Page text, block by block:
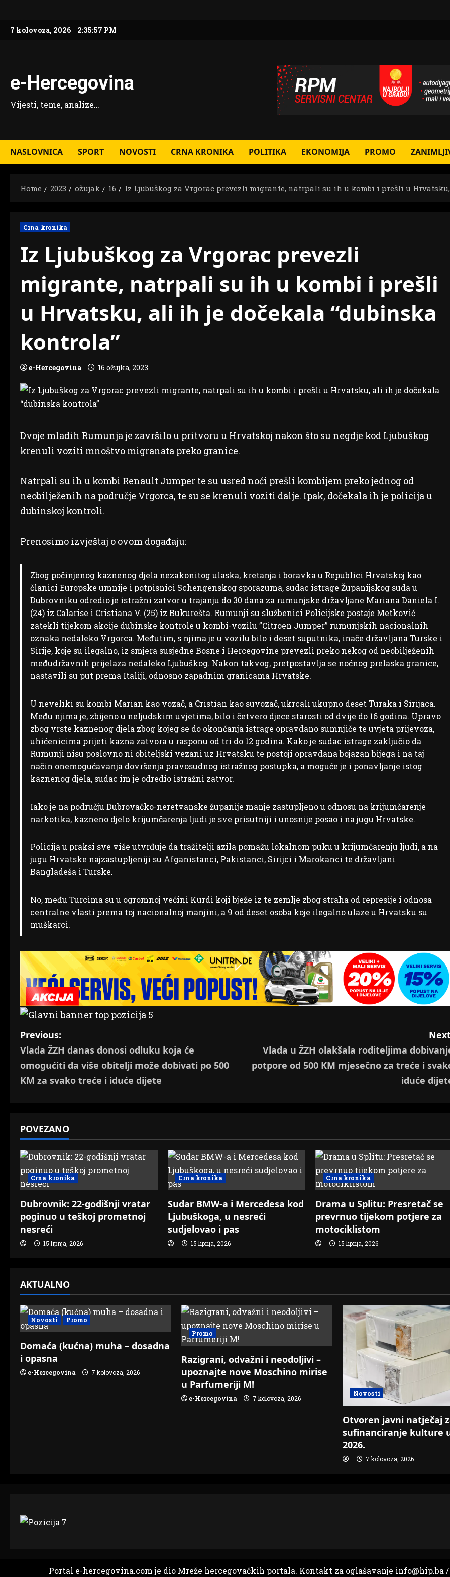
content
7 kolovoza, 2026 2:35:58 PM
e-Hercegovina
Vijesti, teme, analize…
NASLOVNICA SPORT NOVOSTI CRNA KRONIKA POLITIKA EKONOMIJA PROMO
Home 2023 ožujak 16 Iz Ljubuškog za Vrgorac prevezli migrante, natrpali su ih u kombi i prešli u
Crna kronika
Iz Ljubuškog za Vrgorac prevezli
migrante, natrpali su ih u kombi i prešli
u Hrvatsku, ali ih je dočekala “dubinska
kontrola”
e-Hercegovina 16 ožujka, 2023
Dvoje mladih Rumunja je završilo u pritvoru u Hrvatskoj nakon što su negdje kod Ljubuškog
krenuli voziti mnoštvo migranata preko granice.
Natrpali su ih u kombi Renault Jumper te su usred noći prešli kombijem preko jednog od
neobilježenih na područje Vrgorca, te su se krenuli voziti dalje. Ipak, dočekala ih je policija u
dubinskoj kontroli.
Prenosimo izvještaj o ovom događaju:
Zbog počinjenog kaznenog djela nezakonitog ulaska, kretanja i boravka u Republici Hrvatskoj kao
članici Europske umnije i potpisnici Schengenskog sporazuma, sudac istrage Županijskog suda u
Dubrovniku odredio je istražni zatvor u trajanju do 30 dana za rumunjske državljane Mariana Daniela I.
(24) iz Calarise i Cristiana V. (25) iz Bukurešta. Rumunji su službenici Policijske postaje Metković
zatekli tijekom akcije dubinske kontrole u kombi-vozilu ”Citroen Jumper” rumunjskih nacionalnih
oznaka nedaleko Vrgorca. Međutim, s njima je u vozilu bilo i deset suputnika, inače državljana Turske i
Sirije, koje su ilegalno, iz smjera susjedne Bosne i Hercegovine prevezli preko nekog od neobilježenih
međudržavnih prijelaza nedaleko Ljubuškog. Nakon takvog, pretpostavlja se noćnog prelaska granice,
nastavili su put prema Italiji, odnosno zapadnim granicama Hrvatske.
U neveliki su kombi Marian kao vozač, a Cristian kao suvozač, ukrcali ukupno deset Turaka i Sirijaca.
Među njima je, zbijeno u neljudskim uvjetima, bilo i četvero djece starosti od dvije do 16 godina. Upravo
zbog vrste kaznenog djela zbog kojeg se do okončanja istrage opravdano sumnjiče te uvjeta prijevoza,
uhićenicima prijeti kazna zatvora u rasponu od tri do 12 godina. Kako je sudac istrage zaključio da
Rumunji nisu poslovno ni obiteljski vezani uz Hrvatsku te postoji opravdana bojazan bijega i na taj
način onemogućavanja dovršenja pravosudnog istražnog postupka, a moguće je i ponavljanje istog
kaznenog djela, sudac im je odredio istražni zatvor.
Iako je na području Dubrovačko-neretvanske županije manje zastupljeno u odnosu na krijumčarenje
narkotika, kazneno djelo krijumčarenja ljudi je sve prisutniji i unosnije posao i na jugu Hrvatske.
Policija u praksi sve više utvrđuje da tražitelji azila pomažu lokalnom puku u krijumčarenju ljudi, a na
jugu Hrvatske najzastupljeniji su Afganistanci, Pakistanci, Sirijci i Marokanci te državljani
Bangladeša i Turske.
No, među Turcima su u ogromnoj većini Kurdi koji bježe iz te zemlje zbog straha od represije i odnosa
centralne vlasti prema toj nacionalnoj manjini, a 9 od deset osoba koje ilegalno ulaze u Hrvatsku su
muškarci.
P
o
s
n
a
v
i
g
a
t
o
n
Previous:
Vlada ŽZH danas donosi odluku koja će
omogućiti da više obitelji može dobivati po 500
KM za svako treće i iduće dijete
Vlada u ŽZH olakšala roditeljima
potpore od 500 KM mjesečno za treće i
iduće
POVEZANO
Crna kronika
Dubrovnik: 22-godišnji vratar
poginuo u teškoj prometnoj
nesreći
15 lipnja, 2026
Crna kronika
Sudar BMW-a i Mercedesa kod
Ljubuškoga, u nesreći
sudjelovao i pas
15 lipnja, 2026
Crna kronika
Drama u Splitu: Presretač se
prevrnuo tijekom potjere za
motociklistom
15 lipnja, 2026
AKTUALNO
Novosti Promo
Domaća (kućna) muha – dosadna
i opasna
e-Hercegovina 7 kolovoza, 2026
Promo
Razigrani, odvažni i neodoljivi –
upoznajte nove Moschino mirise
u Parfumeriji M!
e-Hercegovina 7 kolovoza, 2026
Novosti
Otvoren javni natječaj
sufinanciranje kulture
2026.
7 kolovoza, 2026
Portal e-hercegovina.com je dio Mreže hercegovačkih portala. Kontakt za oglašavanje info@hip.ba /